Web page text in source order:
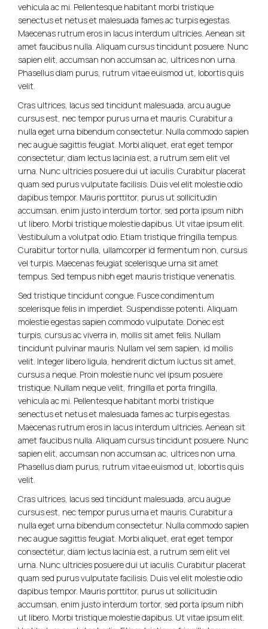
vehicula ac mi. Pellentesque habitant morbi tristique
senectus et netus et malesuada fames ac turpis egestas.
Maecenas rutrum eros in lacus interdum ultricies. Aenean sit
amet faucibus nulla. Aliquam cursus tincidunt posuere. Nunc
sapien elit, accumsan non accumsan ac, ultrices non urna.
Phasellus diam purus, rutrum vitae euismod ut, lobortis quis
velit.
Cras ultrices, lacus sed tincidunt malesuada, arcu augue
cursus est, nec tempor purus urna et mauris. Curabitur a
nulla eget urna bibendum consectetur. Nulla commodo sapien
nec augue sagittis feugiat. Morbi aliquet, erat eget tempor
consectetur, diam lectus lacinia est, a rutrum sem elit vel
urna. Nunc ultricies posuere dui ut iaculis. Curabitur placerat
quam sed purus vulputate facilisis. Duis vel elit molestie odio
dapibus tempor. Mauris porttitor, purus ut sollicitudin
accumsan, enim justo interdum tortor, sed porta ipsum nibh
ut libero. Morbi tristique molestie dapibus. Ut vitae ipsum elit.
Vestibulum a volutpat odio. Etiam tristique fringilla tempus.
Curabitur tortor nulla, ullamcorper id fermentum non, cursus
vel turpis. Maecenas feugiat scelerisque urna sit amet
tempus. Sed tempus nibh eget mauris tristique venenatis.
Sed tristique tincidunt congue. Fusce condimentum
scelerisque felis in imperdiet. Suspendisse potenti. Aliquam
molestie egestas sapien commodo vulputate. Donec est
turpis, cursus ac viverra in, mollis sit amet felis. Nullam
tincidunt pulvinar mauris. Nullam vel sem sapien, id mollis
velit. Integer libero ligula, hendrerit dictum luctus sit amet,
cursus a neque. Proin molestie nunc vel ipsum posuere
tristique. Nullam neque velit, fringilla et porta fringilla,
vehicula ac mi. Pellentesque habitant morbi tristique
senectus et netus et malesuada fames ac turpis egestas.
Maecenas rutrum eros in lacus interdum ultricies. Aenean sit
amet faucibus nulla. Aliquam cursus tincidunt posuere. Nunc
sapien elit, accumsan non accumsan ac, ultrices non urna.
Phasellus diam purus, rutrum vitae euismod ut, lobortis quis
velit.
Cras ultrices, lacus sed tincidunt malesuada, arcu augue
cursus est, nec tempor purus urna et mauris. Curabitur a
nulla eget urna bibendum consectetur. Nulla commodo sapien
nec augue sagittis feugiat. Morbi aliquet, erat eget tempor
consectetur, diam lectus lacinia est, a rutrum sem elit vel
urna. Nunc ultricies posuere dui ut iaculis. Curabitur placerat
quam sed purus vulputate facilisis. Duis vel elit molestie odio
dapibus tempor. Mauris porttitor, purus ut sollicitudin
accumsan, enim justo interdum tortor, sed porta ipsum nibh
ut libero. Morbi tristique molestie dapibus. Ut vitae ipsum elit.